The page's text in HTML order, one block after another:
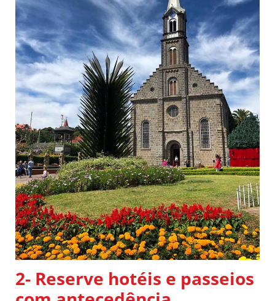
2- Reserve hotéis e passeios